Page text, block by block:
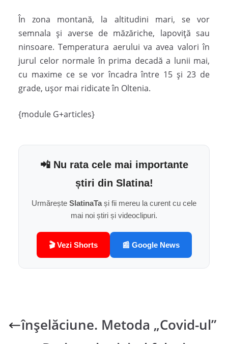
În zona montană, la altitudini mari, se vor
semnala şi averse de măzăriche, lapoviţă sau
ninsoare. Temperatura aerului va avea valori în
jurul celor normale în prima decadă a lunii mai,
cu maxime ce se vor încadra între 15 şi 23 de
grade, uşor mai ridicate în Oltenia.
{module G+articles}
📲 Nu rata cele mai importante
știri din Slatina!
Urmărește SlatinaTași fii mereu la curent cu cele
mai noi știri și videoclipuri.
🎬 Vezi Shorts 📰 Google News
înșelăciune. Metoda „Covid-ul”